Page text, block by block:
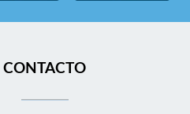
CONTACTO